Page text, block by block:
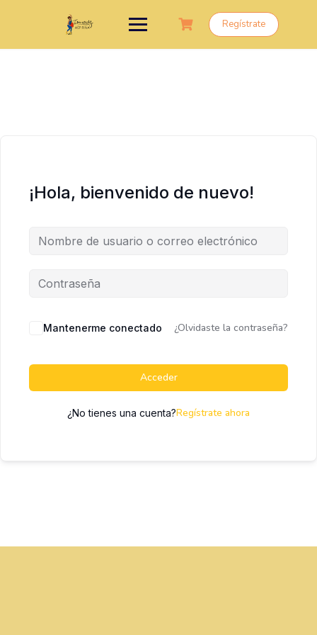
Regístrate
¡Hola, bienvenido de nuevo!
Mantenerme conectado ¿Olvidaste la contraseña?
Acceder
¿No tienes una cuenta?Regístrate ahora